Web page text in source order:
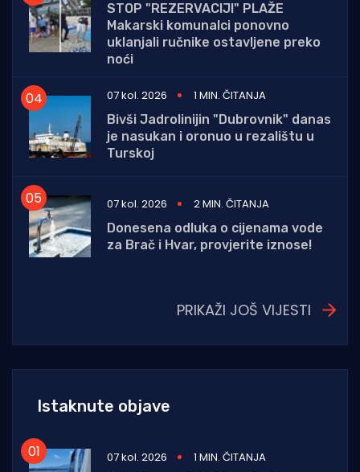
STOP "REZERVACIJI" PLAŽE
Makarski komunalci ponovno
uklanjali ručnike ostavljene preko
noći
07 kol. 2026
1 MIN. ČITANJA
Bivši Jadrolinijin "Dubrovnik" danas
je nasukan i oronuo u rezalištu u
Turskoj
07 kol. 2026
2 MIN. ČITANJA
Donesena odluka o cijenama vode
za Brač i Hvar, provjerite iznose!
PRIKAŽI JOŠ VIJESTI
Istaknute objave
07 kol. 2026
1 MIN. ČITANJA